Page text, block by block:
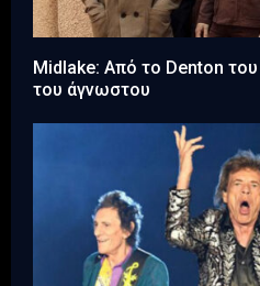
Midlake: Aπό το Denton
του άγνωστου